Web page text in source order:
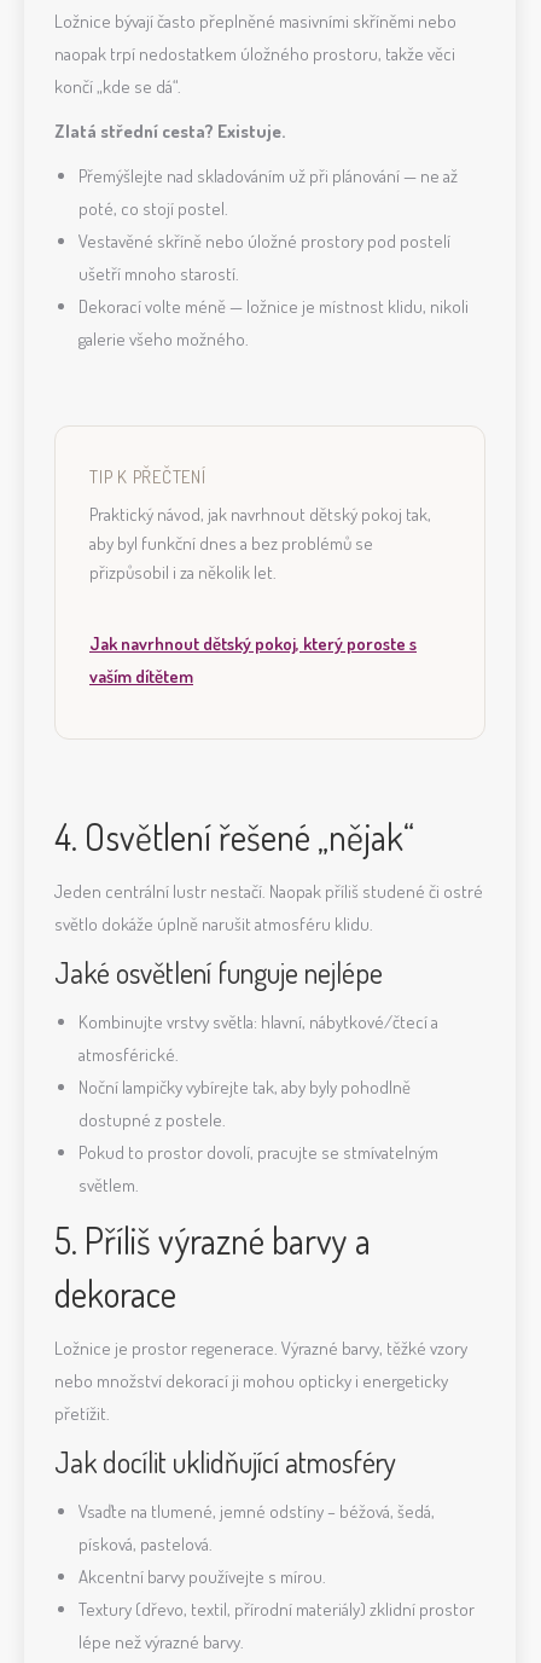
Ložnice bývají často přeplněné masivními skříněmi nebo
naopak trpí nedostatkem úložného prostoru, takže věci
končí „kde se dá“.
Zlatá střední cesta? Existuje.
Přemýšlejte nad skladováním už při plánování — ne až
poté, co stojí postel.
Vestavěné skříně nebo úložné prostory pod postelí
ušetří mnoho starostí.
Dekorací volte méně — ložnice je místnost klidu, nikoli
galerie všeho možného.
TIP K PŘEČTENÍ
Praktický návod, jak navrhnout dětský pokoj tak,
aby byl funkční dnes a bez problémů se
přizpůsobil i za několik let.
Jak navrhnout dětský pokoj, který poroste s
vaším dítětem
4. Osvětlení řešené „nějak“
Jeden centrální lustr nestačí. Naopak příliš studené či ostré
světlo dokáže úplně narušit atmosféru klidu.
Jaké osvětlení funguje nejlépe
Kombinujte vrstvy světla: hlavní, nábytkové/čtecí a
atmosférické.
Noční lampičky vybírejte tak, aby byly pohodlně
dostupné z postele.
Pokud to prostor dovolí, pracujte se stmívatelným
světlem.
5. Příliš výrazné barvy a
dekorace
Ložnice je prostor regenerace. Výrazné barvy, těžké vzory
nebo množství dekorací ji mohou opticky i energeticky
přetížit.
Jak docílit uklidňující atmosféry
Vsaďte na tlumené, jemné odstíny – béžová, šedá,
písková, pastelová.
Akcentní barvy používejte s mírou.
Textury (dřevo, textil, přírodní materiály) zklidní prostor
lépe než výrazné barvy.